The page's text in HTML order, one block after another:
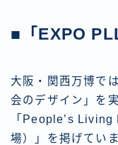
■「EXPO
大阪・関西万博で
会のデザイン」を
「People’s
場）」を掲げてい